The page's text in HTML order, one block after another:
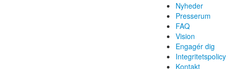
Nyheder
Presserum
FAQ
Vision
Engagér dig
Integritetspolicy
Kontakt